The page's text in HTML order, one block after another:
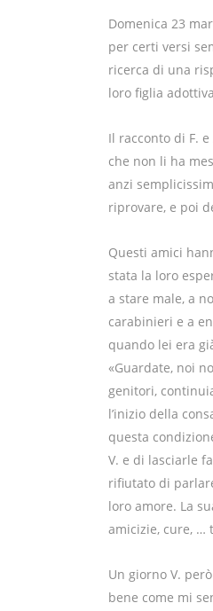
Domenica 23
per certi versi
ricerca di una
loro figlia
Il racconto di F.
che non li ha
anzi
riprovare, e poi
Questi amici
stata la loro
a stare male, a
carabinieri e a
quando lei era
«Guardate, noi
genitori,
l’inizio della
questa
V. e di lasciarle
rifiutato di
loro amore. La
amicizie, cure, …
Un giorno V.
bene come mi